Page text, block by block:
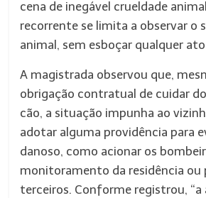
cena de inegável crueldade
recorrente se limita a observar o
animal, sem esboçar qualquer ato
A magistrada observou que,
obrigação contratual de cuidar
cão, a situação impunha ao
adotar alguma providência para
danoso, como acionar os
monitoramento da residência ou
terceiros. Conforme registrou, “a